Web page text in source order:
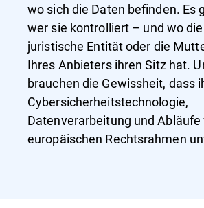
wo sich die Daten befinden. Es
wer sie kontrolliert – und wo
juristische Entität oder die
Ihres Anbieters ihren Sitz hat.
brauchen die Gewissheit, dass
Cybersicherheitstechnologie,
Datenverarbeitung und
europäischen Rechtsrahmen